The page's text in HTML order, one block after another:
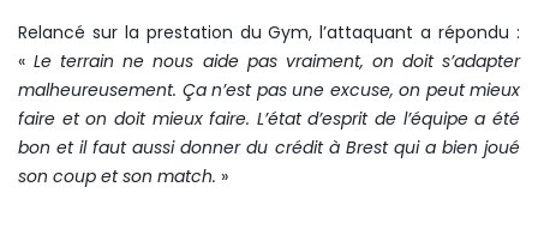
Relancé sur la prestation du Gym, l’attaquant a répondu :
«Le terrain ne nous aide pas vraiment, on doit s’adapter
malheureusement. Ça n’est pas une excuse, on peut mieux
faire et on doit mieux faire. L’état d’esprit de l’équipe a été
bon et il faut aussi donner du crédit à Brest qui a bien joué
son coup et son match. »